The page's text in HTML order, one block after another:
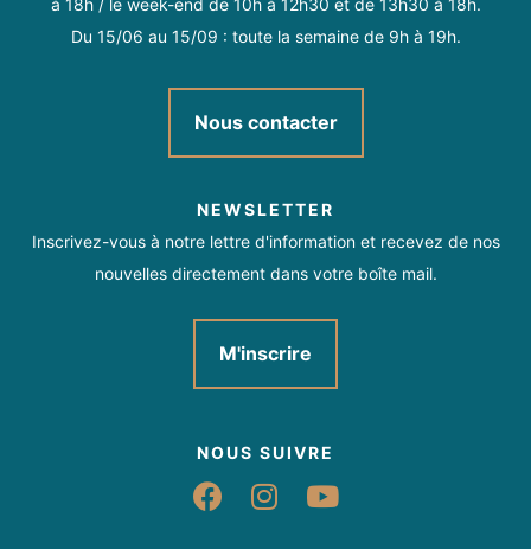
à 18h / le week-end de 10h à 12h30 et de 13h30 à 18h.
Du 15/06 au 15/09 : toute la semaine de 9h à 19h.
Nous contacter
NEWSLETTER
Inscrivez-vous à notre lettre d'information et recevez de nos
nouvelles directement dans votre boîte mail.
M'inscrire
NOUS SUIVRE
Suivez-nous sur
Suivez-nous sur
Suivez-nous